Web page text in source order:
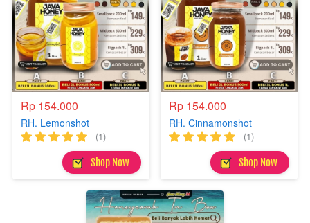
Rp 154.000
RH. Lemonshot
(1)
` Shop Now
Rp 154.000
RH. Cinnamonshot
(1)
` Shop Now